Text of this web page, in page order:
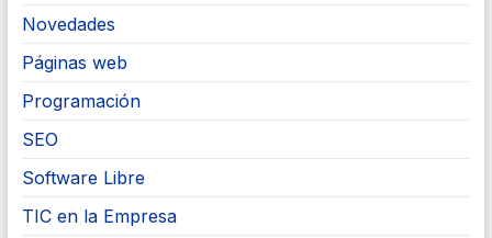
Novedades
Páginas web
Programación
SEO
Software Libre
TIC en la Empresa